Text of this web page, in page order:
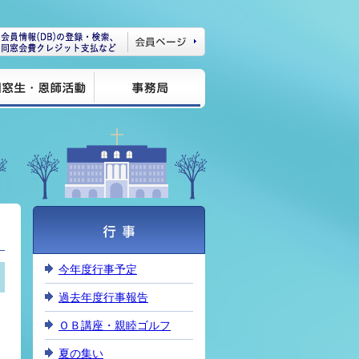
今年度行事予定
過去年度行事報告
ＯＢ講座・親睦ゴルフ
夏の集い